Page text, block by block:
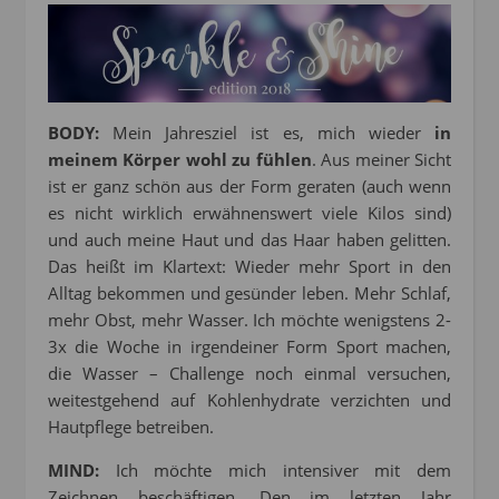
BODY: Mein Jahresziel ist es, mich wieder in
meinem Körper wohl zu fühlen. Aus meiner Sicht
ist er ganz schön aus der Form geraten (auch wenn
es nicht wirklich erwähnenswert viele Kilos sind)
und auch meine Haut und das Haar haben gelitten.
Das heißt im Klartext: Wieder mehr Sport in den
Alltag bekommen und gesünder leben. Mehr Schlaf,
mehr Obst, mehr Wasser. Ich möchte wenigstens 2-
3x die Woche in irgendeiner Form Sport machen,
die Wasser – Challenge noch einmal versuchen,
weitestgehend auf Kohlenhydrate verzichten und
Hautpflege betreiben.
MIND: Ich möchte mich intensiver mit dem